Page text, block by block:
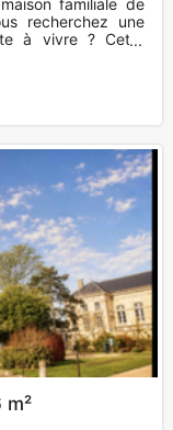
familiale de
recherchez une
à vivre ? Cette